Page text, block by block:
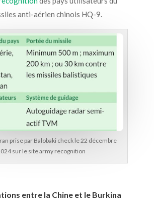
anti-aérien chinois HQ-9.
prise par Balobaki check le 22 décembre
sur le site army recognition
entre la Chine et le Burkina